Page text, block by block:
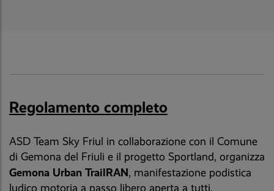
Regolamento completo
ASD Team Sky Friul in collaborazione con il Comune
di Gemona del Friuli e il progetto Sportland, organizza
Gemona Urban TrailRAN, manifestazione podistica
ludico motoria a passo libero aperta a tutti.